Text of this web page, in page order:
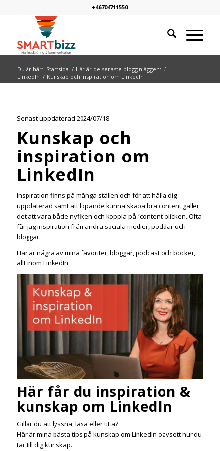
+46704711550
Du är här: Startsida / Här är de senaste blogginläggen: /
LinkedIn / Kunskap och inspiration om LinkedIn
Senast uppdaterad 2024/07/18
Kunskap och
inspiration om
LinkedIn
Inspiration finns på många ställen och för att hålla dig
uppdaterad samt att löpande kunna skapa bra content gäller
det att vara både nyfiken och koppla på ”content-blicken. Ofta
får jag inspiration från andra sociala medier, poddar och
bloggar.
Här är några av mina favoriter, bloggar, podcast och böcker,
allt inom LinkedIn
Här får du inspiration &
kunskap om LinkedIn
Gillar du att lyssna, läsa eller titta?
Här är mina bästa tips på kunskap om LinkedIn oavsett hur du
tar till dig kunskap.